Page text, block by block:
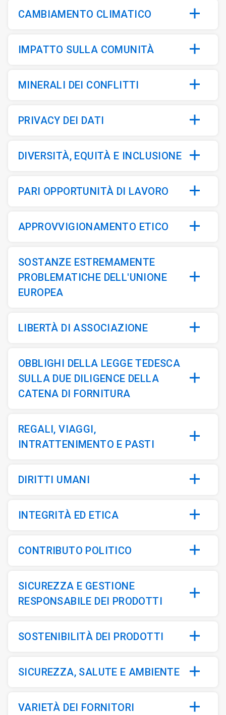
CAMBIAMENTO CLIMATICO
IMPATTO SULLA COMUNITÀ
MINERALI DEI CONFLITTI
PRIVACY DEI DATI
DIVERSITÀ, EQUITÀ E INCLUSIONE
PARI OPPORTUNITÀ DI LAVORO
APPROVVIGIONAMENTO ETICO
SOSTANZE ESTREMAMENTE
PROBLEMATICHE DELL'UNIONE
EUROPEA
LIBERTÀ DI ASSOCIAZIONE
OBBLIGHI DELLA LEGGE TEDESCA
SULLA DUE DILIGENCE DELLA
CATENA DI FORNITURA
REGALI, VIAGGI,
INTRATTENIMENTO E PASTI
DIRITTI UMANI
INTEGRITÀ ED ETICA
CONTRIBUTO POLITICO
SICUREZZA E GESTIONE
RESPONSABILE DEI PRODOTTI
SOSTENIBILITÀ DEI PRODOTTI
SICUREZZA, SALUTE E AMBIENTE
VARIETÀ DEI FORNITORI